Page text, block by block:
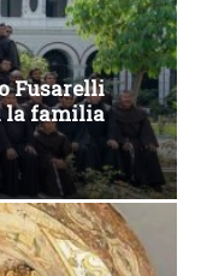
Fusarelli
la familia